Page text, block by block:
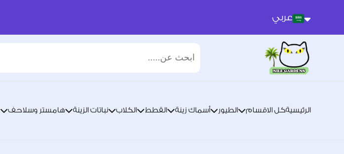
عربي
عربي
انجليزي
الرئيسيةكل الاقسام الطيور أسماك زينة القطط الكلاب نباتات الزينة هامستر وسلاحف